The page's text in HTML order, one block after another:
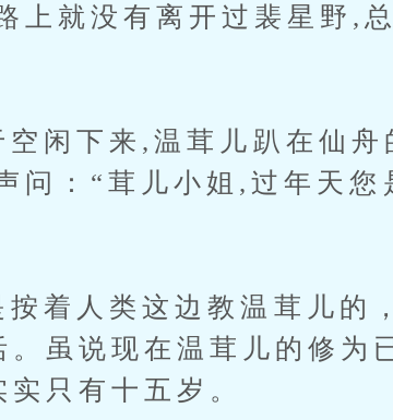
上就没有离开过裴星野,
下来,温茸儿趴在仙舟
问：“茸儿小姐,过年天您
人类这边教温茸儿的，
。虽说现在温茸儿的修为
只有十五岁。